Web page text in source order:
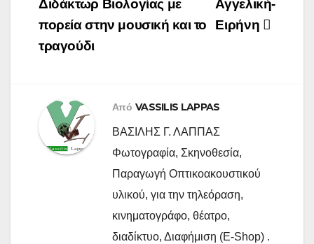
άρθρων
Αγγελική-
Ειρήνη
Διδάκτωρ Βιολογίας με
πορεία στην μουσική και το
τραγούδι
Από VASSILIS LAPPAS
ΒΑΣΙΛΗΣ Γ. ΛΑΠΠΑΣ
Φωτογραφία, Σκηνοθεσία,
Παραγωγή Οπτικοακουστικού
υλικού, για την τηλεόραση,
κινηματογράφο, θέατρο,
διαδίκτυο, Διαφήμιση (E-Shop) .